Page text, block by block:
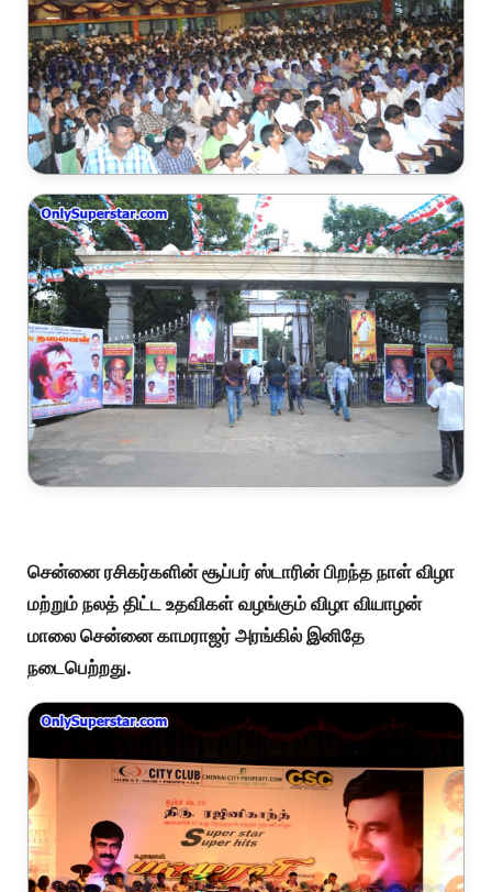
சென்னை ரசிகர்களின் சூப்பர் ஸ்டாரின் பிறந்த நாள் விழா
மற்றும் நலத் திட்ட உதவிகள் வழங்கும் விழா வியாழன்
மாலை சென்னை காமராஜர் அரங்கில் இனிதே
நடைபெற்றது.